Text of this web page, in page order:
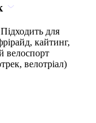
для
кайтинг,
велоспорт
велотріал)